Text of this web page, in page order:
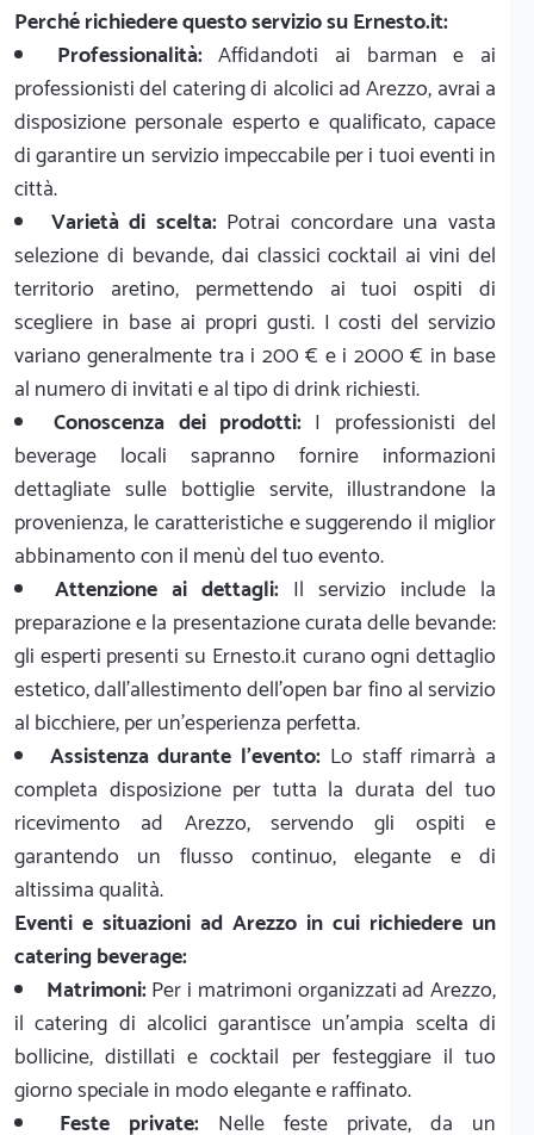
Perché richiedere questo servizio su Ernesto.it:
Professionalità:Affidandoti ai barman e ai
professionisti del catering di alcolici ad Arezzo, avrai a
disposizione personale esperto e qualificato, capace
di garantire un servizio impeccabile per i tuoi eventi in
città.
Varietà di scelta:Potrai concordare una vasta
selezione di bevande, dai classici cocktail ai vini del
territorio aretino, permettendo ai tuoi ospiti di
scegliere in base ai propri gusti. I costi del servizio
variano generalmente tra i 200 € e i 2000 € in base
al numero di invitati e al tipo di drink richiesti.
Conoscenza dei prodotti: I professionisti del
beverage locali sapranno fornire informazioni
dettagliate sulle bottiglie servite, illustrandone la
provenienza, le caratteristiche e suggerendo il miglior
abbinamento con il menù del tuo evento.
Attenzione ai dettagli: Il servizio include la
preparazione e la presentazione curata delle bevande:
gli esperti presenti su Ernesto.it curano ogni dettaglio
estetico, dall'allestimento dell'open bar fino al servizio
al bicchiere, per un'esperienza perfetta.
Assistenza durante l'evento: Lo staff rimarrà a
completa disposizione per tutta la durata del tuo
ricevimento ad Arezzo, servendo gli ospiti e
garantendo un flusso continuo, elegante e di
altissima qualità.
Eventi e situazioni ad Arezzo in cui richiedere un
catering beverage:
Matrimoni:Per i matrimoni organizzati ad Arezzo,
il catering di alcolici garantisce un'ampia scelta di
bollicine, distillati e cocktail per festeggiare il tuo
giorno speciale in modo elegante e raffinato.
Feste private: Nelle feste private, da un